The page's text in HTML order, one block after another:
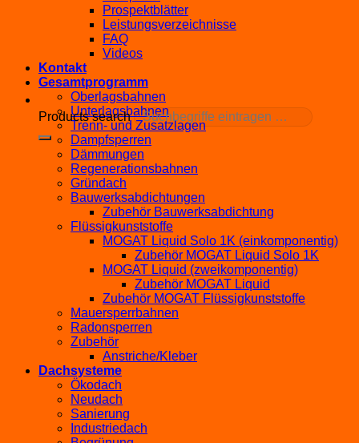
Products search
Prospektblätter
Leistungsverzeichnisse
FAQ
Videos
Kontakt
Gesamtprogramm
Oberlagsbahnen
Unterlagsbahnen
Trenn- und Zusatzlagen
Dampfsperren
Dämmungen
Regenerationsbahnen
Gründach
Bauwerksabdichtungen
Zubehör Bauwerksabdichtung
Flüssigkunststoffe
MOGAT Liquid Solo 1K (einkomponentig)
Zubehör MOGAT Liquid Solo 1K
MOGAT Liquid (zweikomponentig)
Zubehör MOGAT Liquid
Zubehör MOGAT Flüssigkunststoffe
Mauersperrbahnen
Radonsperren
Zubehör
Anstriche/Kleber
Dachsysteme
Ökodach
Neudach
Sanierung
Industriedach